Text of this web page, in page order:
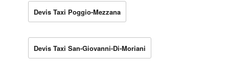
Devis Taxi Poggio-Mezzana
Devis Taxi San-Giovanni-Di-Moriani